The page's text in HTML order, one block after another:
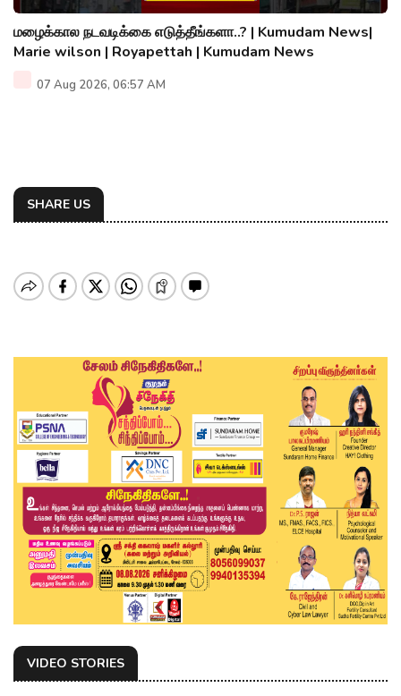
மழைக்கால நடவடிக்கை எடுத்தீங்களா..? | Kumudam News|
Marie wilson | Royapettah | Kumudam News
07 Aug 2026, 06:57 AM
SHARE US
VIDEO STORIES